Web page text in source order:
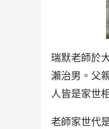
瑞默老師於
瀨治男。父
人皆是家世
老師家世代